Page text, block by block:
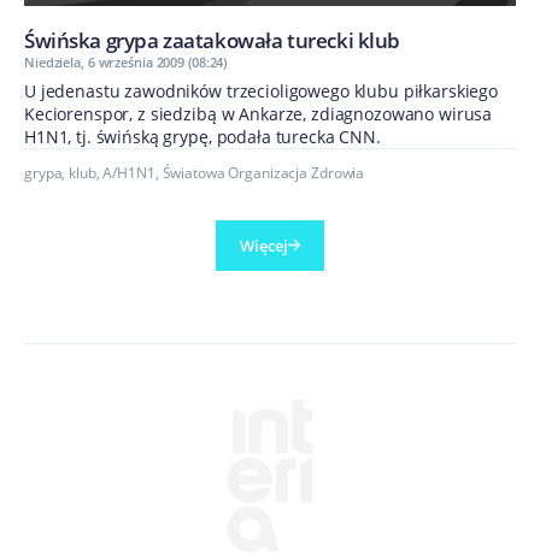
Świńska grypa zaatakowała turecki klub
Niedziela, 6 września 2009 (08:24)
U jedenastu zawodników trzecioligowego klubu piłkarskiego
Keciorenspor, z siedzibą w Ankarze, zdiagnozowano wirusa
H1N1, tj. świńską grypę, podała turecka CNN.
grypa, klub,A/H1N1, Światowa Organizacja Zdrowia
Więcej